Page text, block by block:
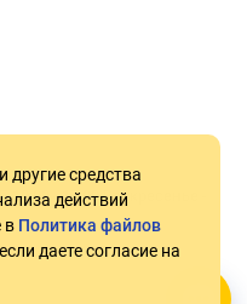
средства
действий
в Политика файлов
даете согласие на
10:00 - 17:00Воскресенье -